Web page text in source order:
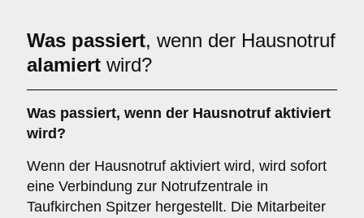
Was passiert, wenn der Hausnotruf
alamiert wird?
Was passiert, wenn der Hausnotruf aktiviert
wird?
Wenn der Hausnotruf aktiviert wird, wird sofort
eine Verbindung zur Notrufzentrale in
Taufkirchen Spitzer hergestellt. Die Mitarbeiter